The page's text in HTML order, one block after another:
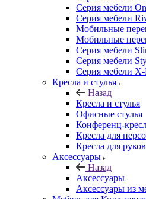
Серия мебели
Серия мебели
Мобильные
Мобильные
Серия мебели
Серия мебели
Серия мебели
Кресла и стулья
Назад
Кресла и стулья
Офисные стулья
Конференц-
Кресла для
Кресла для
Аксессуары
Назад
Аксессуары
Аксессуары из